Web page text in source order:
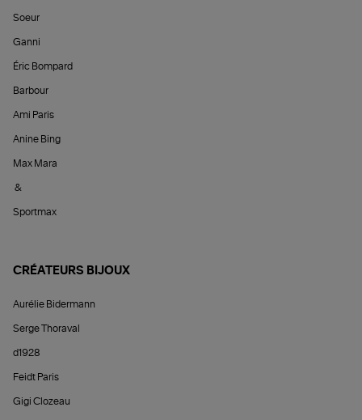
Soeur
Ganni
Éric Bompard
Barbour
Ami Paris
Anine Bing
Max Mara
&
Sportmax
CRÉATEURS BIJOUX
Aurélie Bidermann
Serge Thoraval
d1928
Feidt Paris
Gigi Clozeau